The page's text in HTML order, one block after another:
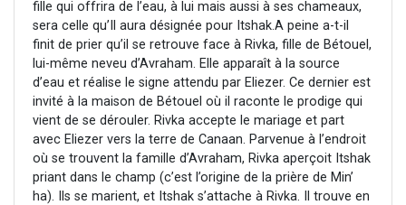
fille qui offrira de l’eau, à lui mais aussi à ses chameaux,
sera celle qu’Il aura désignée pour Itshak.A peine a-t-il
finit de prier qu’il se retrouve face à Rivka, fille de Bétouel,
lui-même neveu d’Avraham. Elle apparaît à la source
d’eau et réalise le signe attendu par Eliezer. Ce dernier est
invité à la maison de Bétouel où il raconte le prodige qui
vient de se dérouler. Rivka accepte le mariage et part
avec Eliezer vers la terre de Canaan. Parvenue à l’endroit
où se trouvent la famille d’Avraham, Rivka aperçoit Itshak
priant dans le champ (c’est l’origine de la prière de Min’
ha). Ils se marient, et Itshak s’attache à Rivka. Il trouve en